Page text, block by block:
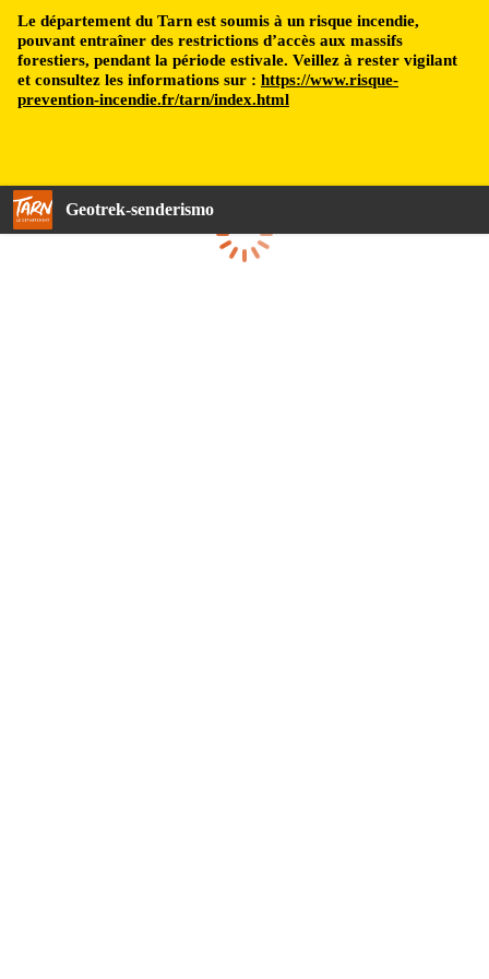
Le département du Tarn est soumis à un risque incendie,
pouvant entraîner des restrictions d’accès aux massifs
forestiers, pendant la période estivale. Veillez à rester vigilant
et consultez les informations sur : https://www.risque-
prevention-incendie.fr/tarn/index.html
Geotrek-senderismo
Cargando